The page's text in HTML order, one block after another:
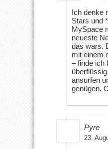
Ich denke
Stars und
MySpace
neueste
das wars.
mit einem
– finde ich
ansurfen
genügen.
Pyre
23.